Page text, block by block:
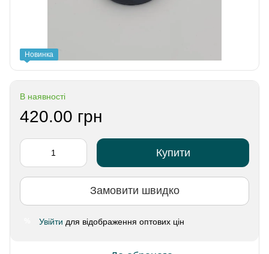
Новинка
В наявності
420.00 грн
Купити
Замовити швидко
Увійти для відображення оптових цін